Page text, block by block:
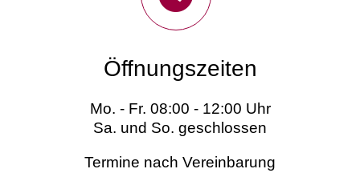
Öffnungszeiten
Mo. - Fr. 08:00 - 12:00 Uhr
Sa. und So. geschlossen
Termine nach Vereinbarung